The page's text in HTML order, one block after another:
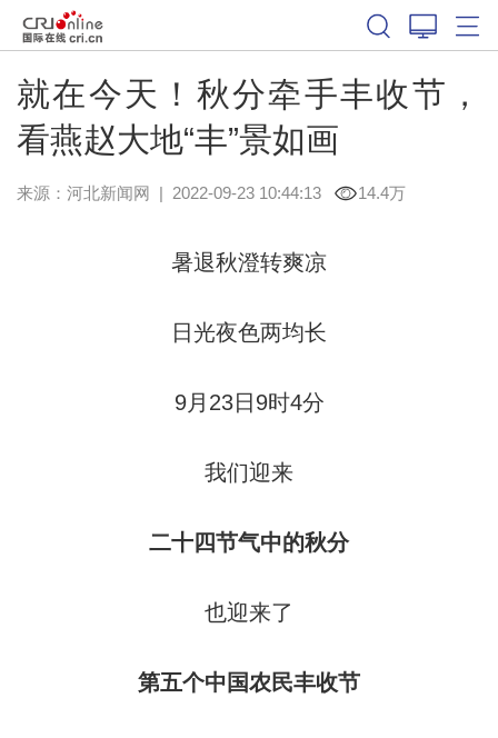
就在今天！秋分牵手丰收节，
看燕赵大地“丰”景如画
来源： 河北新闻网 | 2022-09-23 10:44:13 14.4万
暑退秋澄转爽凉
日光夜色两均长
9月23日9时4分
我们迎来
二十四节气中的秋分
也迎来了
第五个中国农民丰收节